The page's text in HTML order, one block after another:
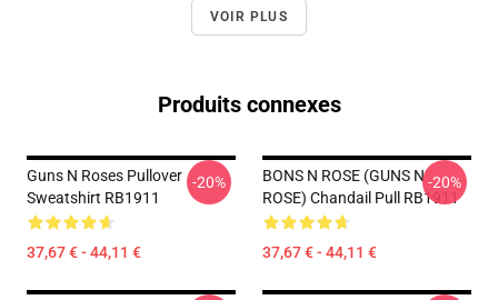
VOIR PLUS
Produits connexes
Guns N Roses Pullover
Sweatshirt RB1911
37,67 € - 44,11 €
-20%
BONS N ROSE (GUNS N
ROSE) Chandail Pull RB1911
37,67 € - 44,11 €
-20%